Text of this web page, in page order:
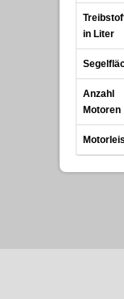
in Liter
Anzahl
Motoren